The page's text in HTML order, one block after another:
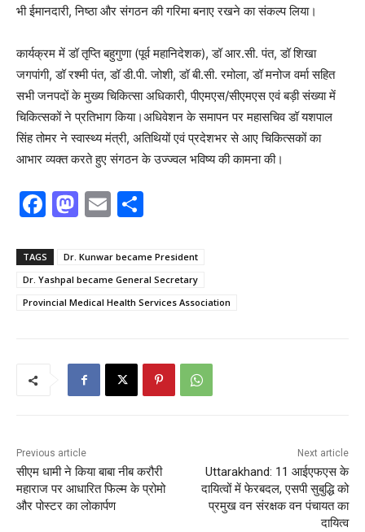
भी ईमानदारी, निष्ठा और संगठन की गरिमा बनाए रखने का संकल्प लिया।
कार्यक्रम में डॉ तृप्ति बहुगुणा (पूर्व महानिदेशक), डॉ आर.सी. पंत, डॉ शिखा
जगपांगी, डॉ रश्मी पंत, डॉ डी.पी. जोशी, डॉ बी.सी. रमोला, डॉ मनोज वर्मा सहित
सभी जनपदों के मुख्य चिकित्सा अधिकारी, पीएमएस/सीएमएस एवं बड़ी संख्या में
चिकित्सकों ने प्रतिभाग किया।अधिवेशन के समापन पर महासचिव डॉ यशपाल
सिंह तोमर ने स्वास्थ्य मंत्री, अतिथियों एवं प्रदेशभर से आए चिकित्सकों का
आभार व्यक्त करते हुए संगठन के उज्ज्वल भविष्य की कामना की।
F
c
e
b
M
st
o
d
n
E
ai
l
ar
e
TAGS
Dr. Kunwar became President
Dr. Yashpal became General Secretary
Provincial Medical Health Services Association
Previous article
सीएम धामी ने किया बाबा नीब करौरी
महाराज पर आधारित फिल्म के प्रोमो
और पोस्टर का लोकार्पण
Next article
Uttarakhand: 11 आईएफएस के
दायित्वों में फेरबदल, एसपी सुबुद्धि को
प्रमुख वन संरक्षक वन पंचायत का
दायित्व